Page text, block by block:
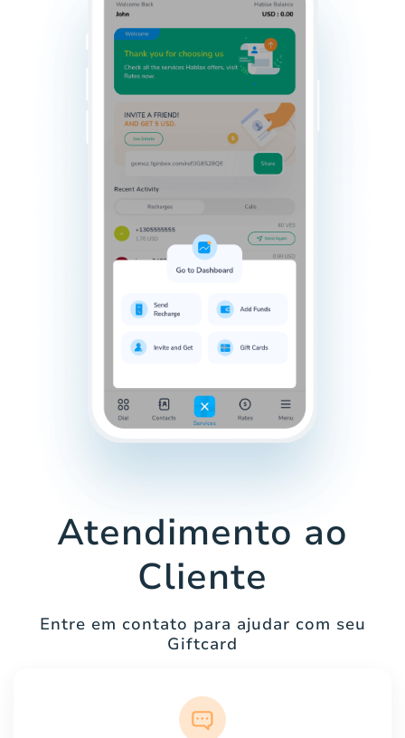
Atendimento ao
Cliente
Entre em contato para ajudar com seu
Giftcard